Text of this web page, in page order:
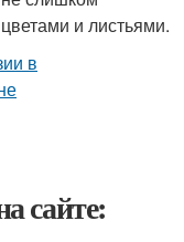
и листьями.
сайте: